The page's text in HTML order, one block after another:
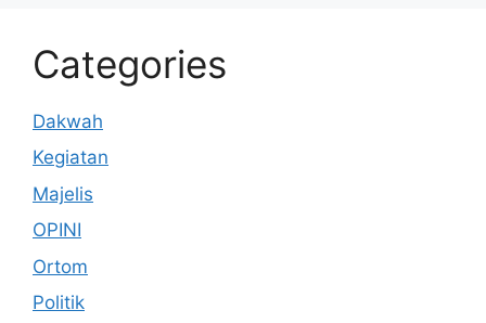
Categories
Dakwah
Kegiatan
Majelis
OPINI
Ortom
Politik